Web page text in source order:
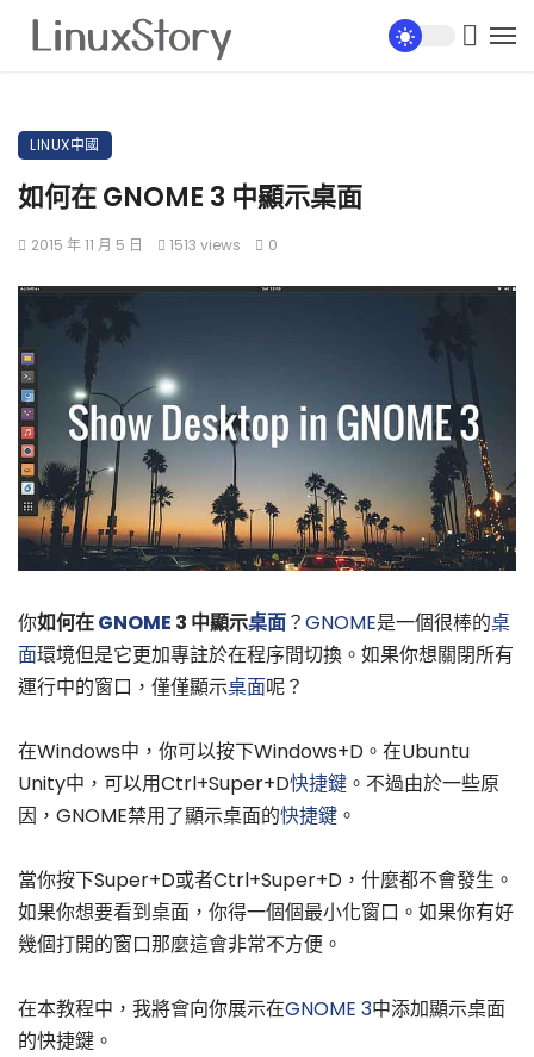
LINUX中國
如何在 GNOME 3 中顯示桌面
2015 年 11 月 5 日 1513 views 0
你如何在GNOME 3 中顯示桌面？GNOME是一個很棒的桌
面環境但是它更加專註於在程序間切換。如果你想關閉所有
運行中的窗口，僅僅顯示桌面呢？
在Windows中，你可以按下Windows+D。在Ubuntu
Unity中，可以用Ctrl+Super+D快捷鍵 。不過由於一些原
因，GNOME禁用了顯示桌面的快捷鍵 。
當你按下Super+D或者Ctrl+Super+D，什麼都不會發生。
如果你想要看到桌面，你得一個個最小化窗口。如果你有好
幾個打開的窗口那麼這會非常不方便。
在本教程中，我將會向你展示在GNOME 3中添加顯示桌面
的快捷鍵。